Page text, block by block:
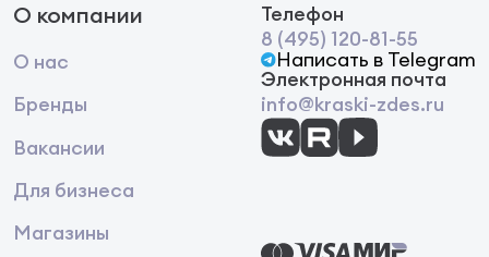
О компании
О нас
Бренды
Вакансии
Для бизнеса
Магазины
Телефон
8 (495) 120-81-55
Написать в Telegram
Электронная почта
info@kraski-zdes.ru